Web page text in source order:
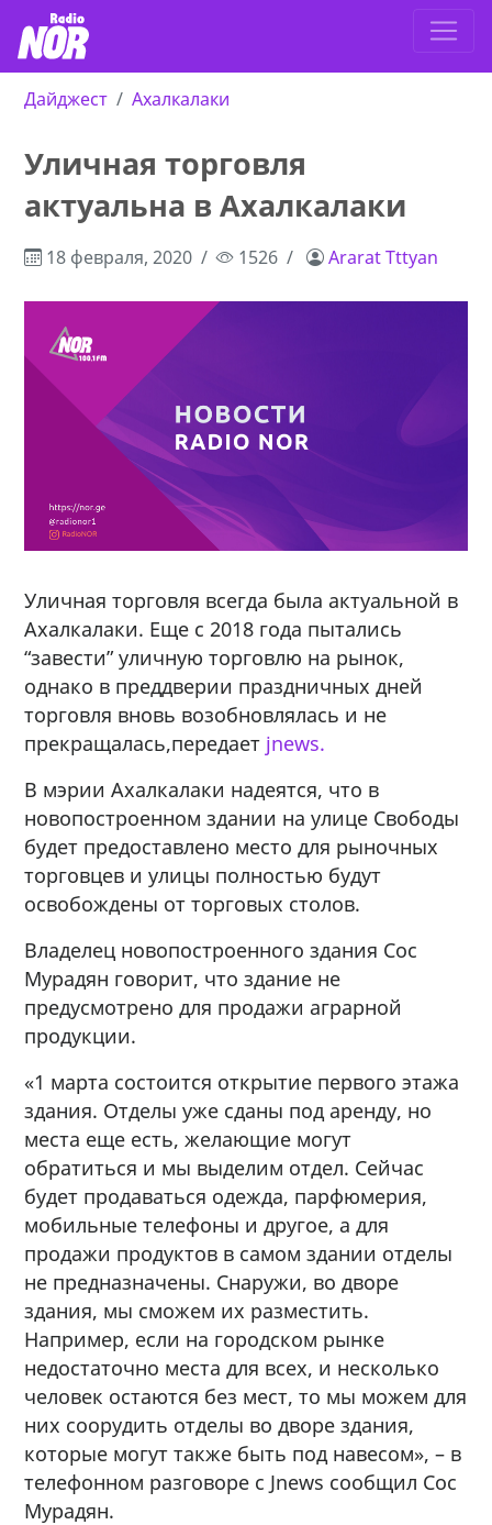
Дайджест Ахалкалаки
Уличная торговля
актуальна в Ахалкалаки
18 февраля, 2020 1526 Ararat Tttyan
Уличная торговля всегда была актуальной в
Ахалкалаки. Еще с 2018 года пытались
“завести” уличную торговлю на рынок,
однако в преддверии праздничных дней
торговля вновь возобновлялась и не
прекращалась,передает jnews.
В мэрии Ахалкалаки надеятся, что в
новопостроенном здании на улице Свободы
будет предоставлено место для рыночных
торговцев и улицы полностью будут
освобождены от торговых столов.
Владелец новопостроенного здания Сос
Мурадян говорит, что здание не
предусмотрено для продажи аграрной
продукции.
«1 марта состоится открытие первого этажа
здания. Отделы уже сданы под аренду, но
места еще есть, желающие могут
обратиться и мы выделим отдел. Сейчас
будет продаваться одежда, парфюмерия,
мобильные телефоны и другое, а для
продажи продуктов в самом здании отделы
не предназначены. Снаружи, во дворе
здания, мы сможем их разместить.
Например, если на городском рынке
недостаточно места для всех, и несколько
человек остаются без мест, то мы можем для
них соорудить отделы во дворе здания,
которые могут также быть под навесом», – в
телефонном разговоре с Jnews сообщил Сос
Мурадян.